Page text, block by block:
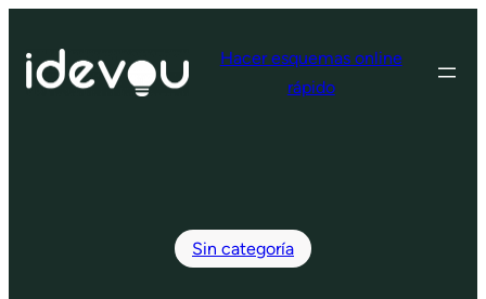
contenido
Hacer esquemas online
rápido
Sin categoría